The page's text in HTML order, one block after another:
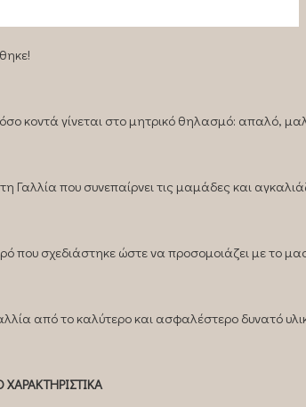
κοντά γίνεται στο μητρικό θηλασμό: απαλό,
Γαλλία που συνεπαίρνει τις μαμάδες και
που σχεδιάστηκε ώστε να προσομοιάζει με
από το καλύτερο και ασφαλέστερο δυνατό